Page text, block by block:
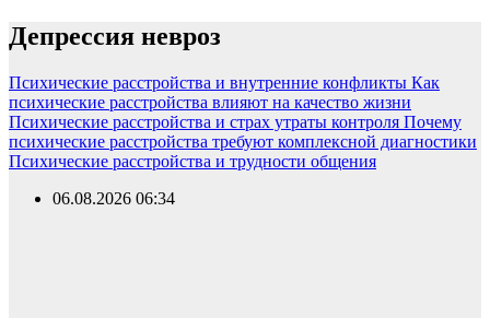
Перейти
кДепрессия невроз
Психические расстройства и внутренние конфликты Как
психические расстройства влияют на качество жизни
Психические расстройства и страх утраты контроля Почему
психические расстройства требуют комплексной диагностики
Психические расстройства и трудности общения
06.08.2026 06:34